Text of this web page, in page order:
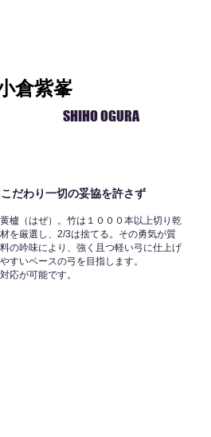
倉紫峯
SHIHO OGURA
だわり一切の妥協を許さず
櫨（はぜ）。竹は１０００本以上切り乾
を厳選し、2/3は捨てる。その勇気が質
の吟味により、強く且つ軽い弓に仕上げ
すいベースの弓を目指します。
応が可能です。